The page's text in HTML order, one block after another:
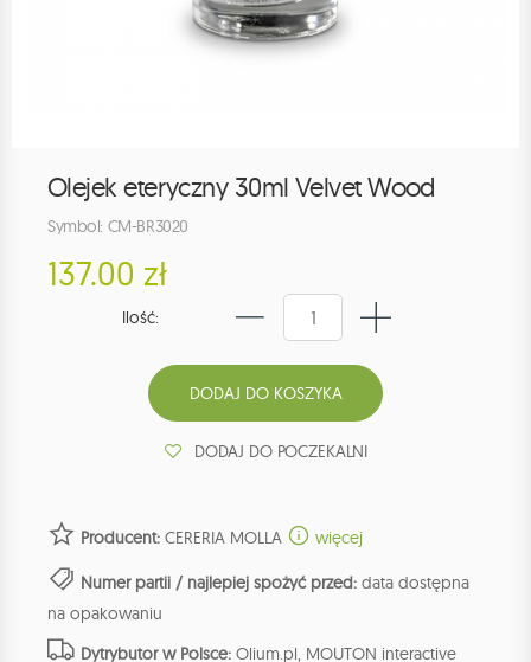
Olejek eteryczny 30ml Velvet Wood
Symbol: CM-BR3020
137.00 zł
Ilość:
DODAJ DO POCZEKALNI
Producent: CERERIA MOLLA więcej
Numer partii / najlepiej spożyć przed: data dostępna
na opakowaniu
Dytrybutor w Polsce: Olium.pl, MOUTON interactive